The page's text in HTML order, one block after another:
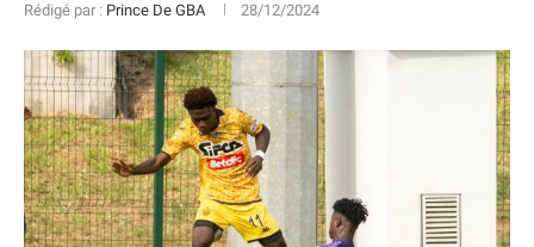
Rédigé par : Prince De GBA 28/12/2024